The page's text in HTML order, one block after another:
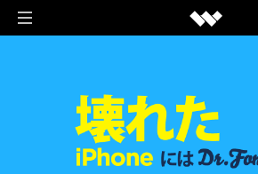
クリエイティブを手助けするソフト
Filmora
動画編集ソフト
作図＆製図ソフト
発想を見える化するソフト
PDF編集ソフト